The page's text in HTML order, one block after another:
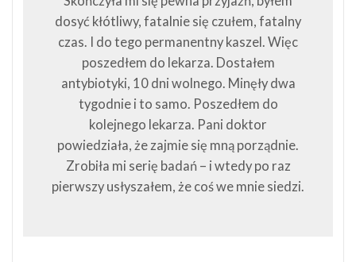
dosyć kłótliwy, fatalnie się czułem, fatalny
czas. I do tego permanentny kaszel. Więc
poszedłem do lekarza. Dostałem
antybiotyki, 10 dni wolnego. Minęły dwa
tygodnie i to samo. Poszedłem do
kolejnego lekarza. Pani doktor
powiedziała, że zajmie się mną porządnie.
Zrobiła mi serię badań – i wtedy po raz
pierwszy usłyszałem, że coś we mnie siedzi.